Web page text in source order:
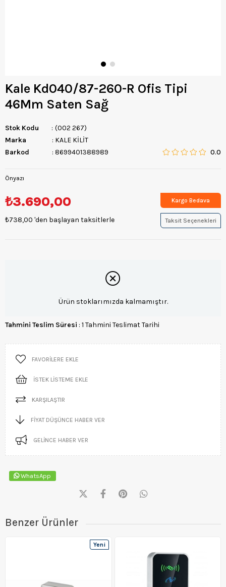
Kale Kd040/87-260-R Ofis Tipi
46Mm Saten Sağ
Stok Kodu
(002 267)
Marka
: KALE KİLİT
Barkod
: 8699401388989 0.0
Önyazı
₺3.690,00
₺738,00 'den başlayan taksitlerle
Kargo Bedava
Taksit Seçenekleri
Ürün stoklarımızda kalmamıştır.
Tahmini Teslim Süresi : 1 Tahmini Teslimat Tarihi
FAVORILERE EKLE
İSTEK LISTEME EKLE
KARŞILAŞTIR
FIYAT DÜŞÜNCE HABER VER
GELINCE HABER VER
WhatsApp
Benzer Ürünler
Yeni